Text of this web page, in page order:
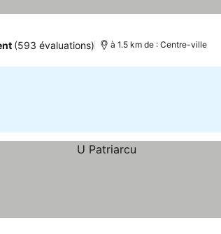
(593 évaluations) à 1.5 km de : Centre-ville